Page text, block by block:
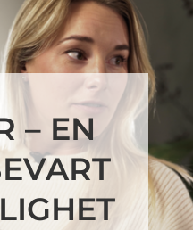
– EN